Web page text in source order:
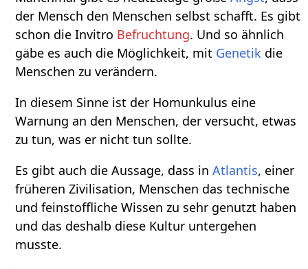
der Mensch den Menschen selbst schafft. Es gibt
schon die Invitro Befruchtung. Und so ähnlich
gäbe es auch die Möglichkeit, mit Genetik die
Menschen zu verändern.
In diesem Sinne ist der Homunkulus eine
Warnung an den Menschen, der versucht, etwas
zu tun, was er nicht tun sollte.
Es gibt auch die Aussage, dass inAtlantis, einer
früheren Zivilisation, Menschen das technische
und feinstoffliche Wissen zu sehr genutzt haben
und das deshalb diese Kultur untergehen
musste.